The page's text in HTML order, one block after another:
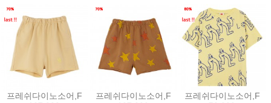
프레쉬다이노소어,FRESH DINOSAURS BIG FISH NEW WHEAT
프레쉬다이노소어,FRESH DINOSAURS
프레쉬다이노소어